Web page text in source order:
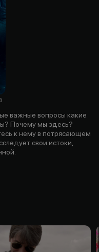
важные вопросы какие
Почему мы здесь?
к нему в потрясающем
свои истоки,